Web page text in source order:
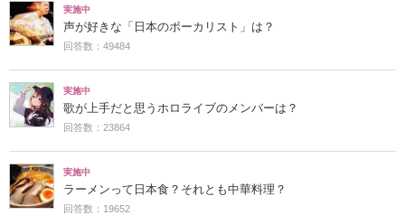
実施中
声が好きな「日本のボーカリスト」は？
回答数：49484
実施中
歌が上手だと思うホロライブのメンバーは？
回答数：23864
実施中
ラーメンって日本食？それとも中華料理？
回答数：19652